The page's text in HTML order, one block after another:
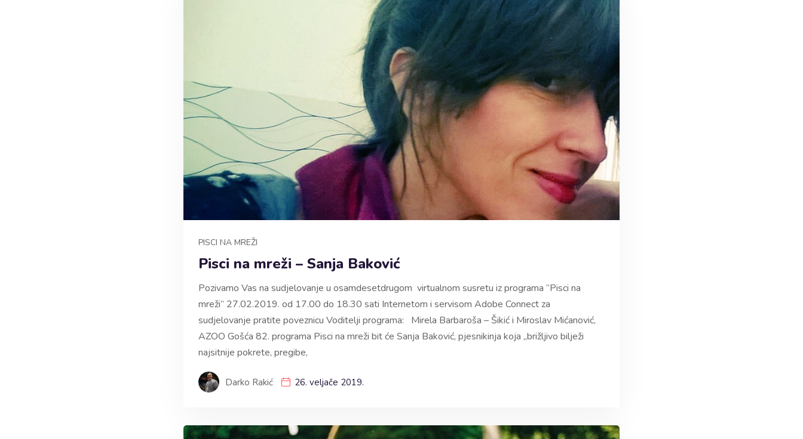
PISCI NA MREŽI
Pisci na mreži – Sanja Baković
Pozivamo Vas na sudjelovanje u osamdesetdrugom virtualnom susretu iz programa “Pisci na
mreži” 27.02.2019. od 17.00 do 18.30 sati Internetom i servisom Adobe Connect za
sudjelovanje pratite poveznicu Voditelji programa: Mirela Barbaroša – Šikić i Miroslav Mićanović,
AZOO Gošća 82. programa Pisci na mreži bit će Sanja Baković, pjesnikinja koja „brižljivo bilježi
najsitnije pokrete, pregibe,
Darko Rakić 26. veljače 2019.